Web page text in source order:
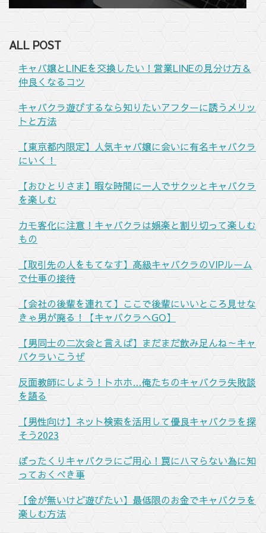
ALL POST
キャバ嬢とLINEを交換したい！営業LINEの見分け方＆
仲良くなるコツ
キャバクラ遊びするなら知りたいアフターに誘うメリッ
トと方法
【東京都内限定】人気キャバ嬢に会いに有名キャバクラ
にいく！
【おひとりさま】暇な時間に一人でサクッとキャバクラ
を楽しむ
カモ客化に注意！キャバクラは娯楽と割り切って楽しむ
もの
【取引先の人をもてなす】高級キャバクラのVIPルーム
で仕事の接待
【会社の後輩を連れて】ここで後輩にいいところ見せな
きゃ男が廃る！【キャバクラへGO】
【男同士の二次会と言えば】まだまだ飲み足んね～キャ
バクラいこうぜ
反面教師にしよう！トホホ…俺たちのキャバクラ失敗談
を語る
【男性向け】ネット検索を活用して優良キャバクラを探
そう2023
ぼったくりキャバクラにご用心！罠にハマらない為に知
っておくべき事
【金が無いけど遊びたい】最低限のお金でキャバクラを
楽しむ方法